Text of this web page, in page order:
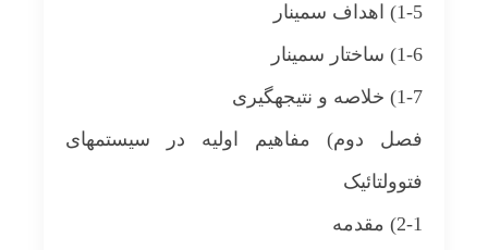
1-5) اهداف سمینار
1-6) ساختار سمینار
1-7) خلاصه و نتیجه‎گیری
فصل دوم) مفاهیم اولیه در سیستم‎های
فتوولتائیک
2-1) مقدمه